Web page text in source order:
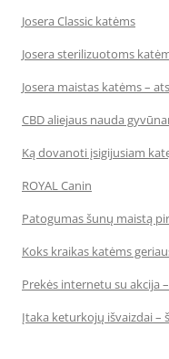
Josera Classic katėms
Josera sterilizuotoms
Josera maistas katėms –
CBD aliejaus nauda
Ką dovanoti įsigijusiam
ROYAL Canin
Patogumas šunų maistą
Koks kraikas katėms
Prekės internetu su akcija
Įtaka keturkojų išvaizdai –